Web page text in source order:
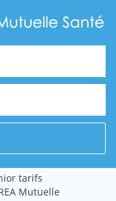
tarifs
Mutuelle